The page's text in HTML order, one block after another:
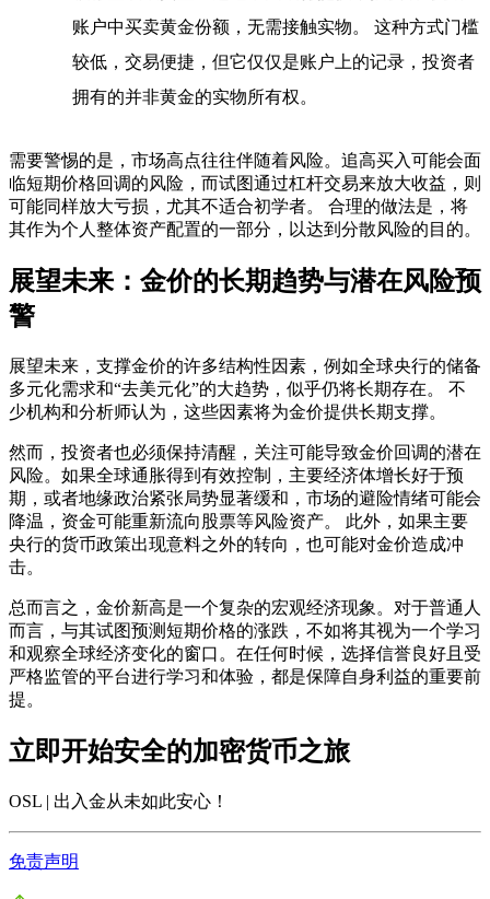
账户中买卖黄金份额，无需接触实物。 这种方式门槛
较低，交易便捷，但它仅仅是账户上的记录，投资者
拥有的并非黄金的实物所有权。
需要警惕的是，市场高点往往伴随着风险。追高买入可能会面
临短期价格回调的风险，而试图通过杠杆交易来放大收益，则
可能同样放大亏损，尤其不适合初学者。 合理的做法是，将
其作为个人整体资产配置的一部分，以达到分散风险的目的。
展望未来：金价的长期趋势与潜在风险预
警
展望未来，支撑金价的许多结构性因素，例如全球央行的储备
多元化需求和“去美元化”的大趋势，似乎仍将长期存在。 不
少机构和分析师认为，这些因素将为金价提供长期支撑。
然而，投资者也必须保持清醒，关注可能导致金价回调的潜在
风险。如果全球通胀得到有效控制，主要经济体增长好于预
期，或者地缘政治紧张局势显著缓和，市场的避险情绪可能会
降温，资金可能重新流向股票等风险资产。 此外，如果主要
央行的货币政策出现意料之外的转向，也可能对金价造成冲
击。
总而言之， 金价新高是一个复杂的宏观经济现象。对于普通人
而言，与其试图预测短期价格的涨跌，不如将其视为一个学习
和观察全球经济变化的窗口。在任何时候，选择信誉良好且受
严格监管的平台进行学习和体验，都是保障自身利益的重要前
提。
立即开始安全的加密货币之旅
OSL | 出入金从未如此安心 ！
免责声明